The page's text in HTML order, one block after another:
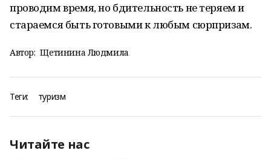
проводим время, но бдительность не теряем и
стараемся быть готовыми к любым сюрпризам.
Автор: Щетинина Людмила
Теги: туризм
Читайте нас